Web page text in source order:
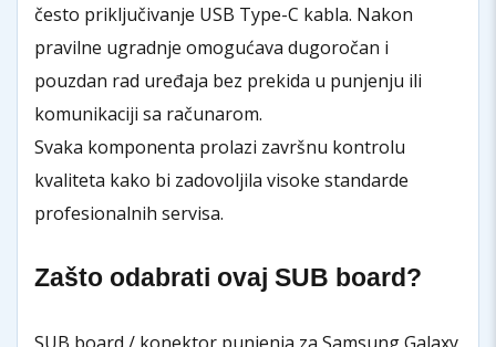
često priključivanje USB Type-C kabla. Nakon
pravilne ugradnje omogućava dugoročan i
pouzdan rad uređaja bez prekida u punjenju ili
komunikaciji sa računarom.
Svaka komponenta prolazi završnu kontrolu
kvaliteta kako bi zadovoljila visoke standarde
profesionalnih servisa.
Zašto odabrati ovaj SUB board?